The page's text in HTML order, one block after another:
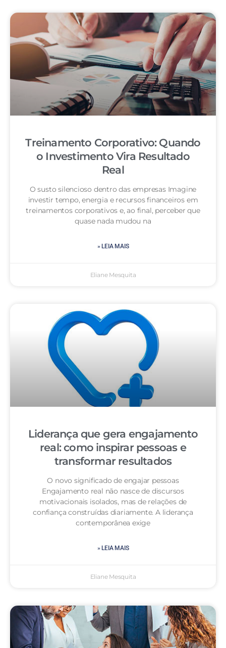
Treinamento Corporativo: Quando
o Investimento Vira Resultado
Real
O susto silencioso dentro das empresas Imagine
investir tempo, energia e recursos financeiros em
treinamentos corporativos e, ao final, perceber que
quase nada mudou na
» LEIA MAIS
Eliane Mesquita
Liderança que gera engajamento
real: como inspirar pessoas e
transformar resultados
O novo significado de engajar pessoas
Engajamento real não nasce de discursos
motivacionais isolados, mas de relações de
confiança construídas diariamente. A liderança
contemporânea exige
» LEIA MAIS
Eliane Mesquita